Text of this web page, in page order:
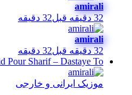
amirali
32 دقیقه قبل
32 دقیقه
amirali
32 دقیقه قبل
32 دقیقه
Pour Sharif – Dastaye To
موزیک ایرانی و خارجی